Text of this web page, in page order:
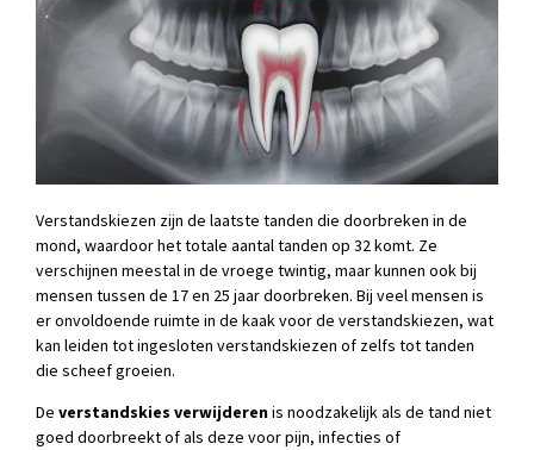
Verstandskiezen zijn de laatste tanden die doorbreken in de
mond, waardoor het totale aantal tanden op 32 komt. Ze
verschijnen meestal in de vroege twintig, maar kunnen ook bij
mensen tussen de 17 en 25 jaar doorbreken. Bij veel mensen is
er onvoldoende ruimte in de kaak voor de verstandskiezen, wat
kan leiden tot ingesloten verstandskiezen of zelfs tot tanden
die scheef groeien.
De verstandskies verwijderenis noodzakelijk als de tand niet
goed doorbreekt of als deze voor pijn, infecties of